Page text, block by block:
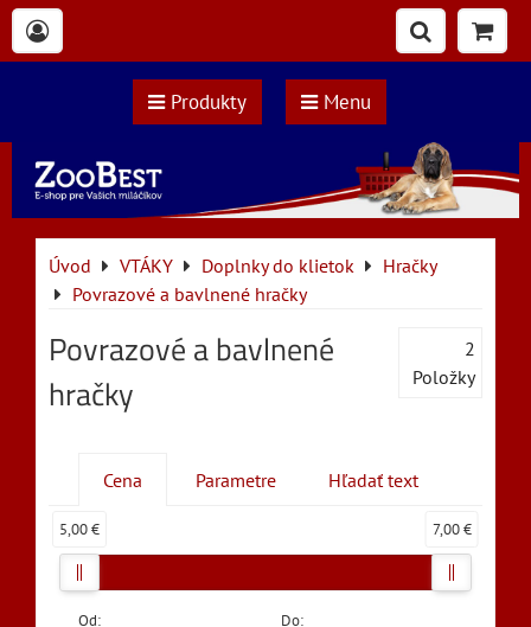
Produkty Menu
Úvod VTÁKY Doplnky do klietok
Hračky
Povrazové a bavlnené hračky
Povrazové a bavlnené
hračky
2
Položky
Cena Parametre Hľadať text
Od: Do:
5,00 € 7,00 €